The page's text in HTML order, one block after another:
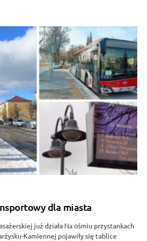
dla miasta
już działa Na ośmiu przystankach
Kamiennej pojawiły się tablice